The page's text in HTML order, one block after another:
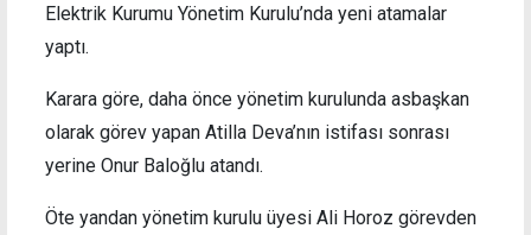
Elektrik Kurumu Yönetim Kurulu’nda yeni atamalar
yaptı.
Karara göre, daha önce yönetim kurulunda asbaşkan
olarak görev yapan Atilla Deva’nın istifası sonrası
yerine Onur Baloğlu atandı.
Öte yandan yönetim kurulu üyesi Ali Horoz görevden